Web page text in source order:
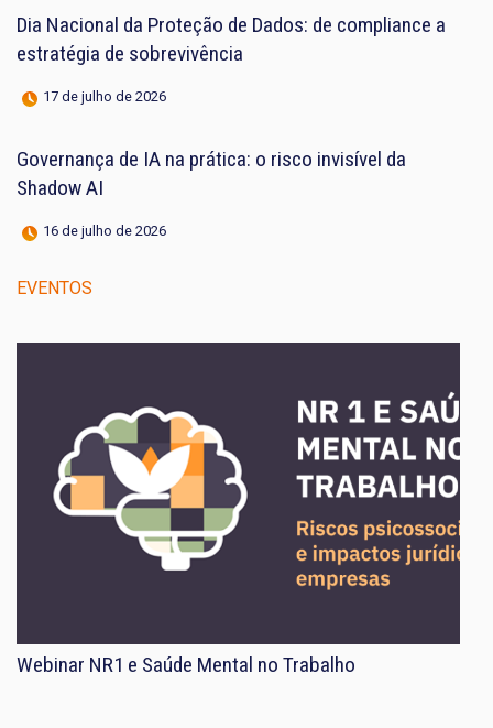
Dia Nacional da Proteção de Dados: de compliance a
estratégia de sobrevivência
17 de julho de 2026
Governança de IA na prática: o risco invisível da
Shadow AI
16 de julho de 2026
EVENTOS
Webinar NR1 e Saúde Mental no Trabalho